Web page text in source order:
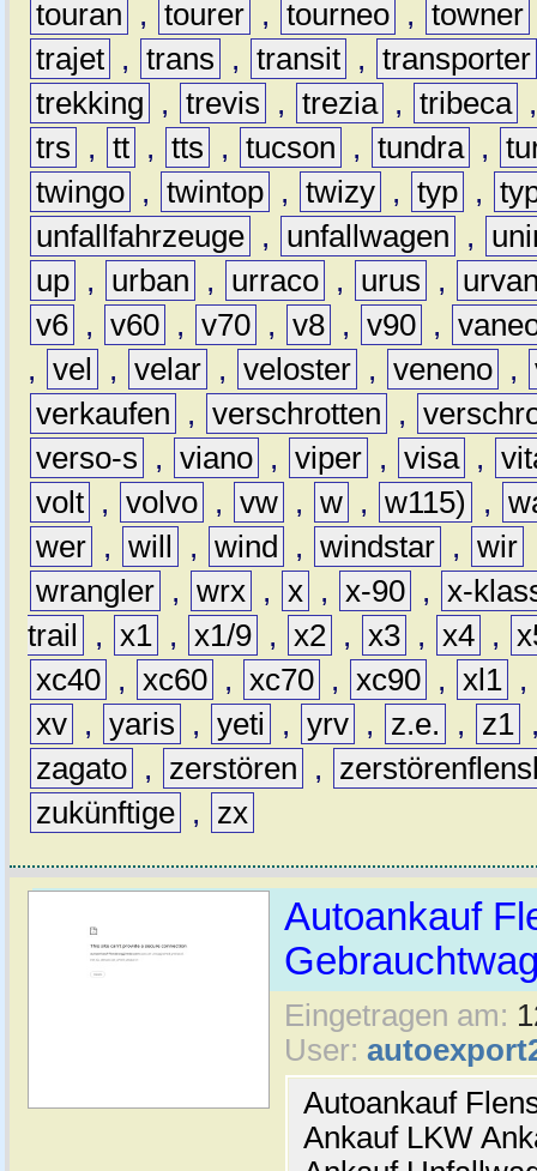
touran , tourer , tourneo , towner
trajet , trans , transit , transporter
trekking
, trevis , trezia , tribeca
trs
, tt , tts , tucson , tundra ,
twingo , twintop , twizy , typ ,
unfallfahrzeuge , unfallwagen ,
up , urban , urraco , urus ,
v6 , v60 , v70 , v8 , v90 ,
, vel , velar , veloster , veneno ,
verkaufen
, verschrotten ,
verso-s
, viano , viper , visa ,
volt , volvo , vw , w , w115) ,
wer , will , wind , windstar , wir
wrangler , wrx , x , x-90 , x-
trail
, x1 , x1/9 , x2 , x3 , x4 ,
xc40 , xc60 , xc70 , xc90 , xl1 ,
xv , yaris , yeti , yrv , z.e. , z1
zagato , zerstören ,
zukünftige , zx
Autoankauf
Eingetragen am:
User:
Autoankauf
Ankauf LKW